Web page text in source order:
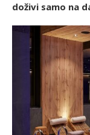
doživi samo na